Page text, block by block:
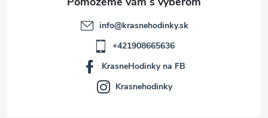
info@krasnehodinky.sk
+421908665636
KrasneHodinky na FB
Krasnehodinky